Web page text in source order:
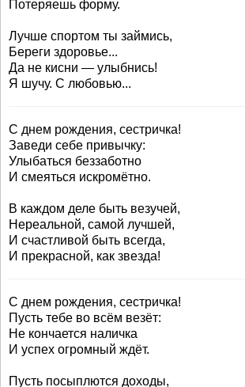
Потеряешь форму.
Лучше спортом ты займись,
Береги здоровье...
Да не кисни — улыбнись!
Я шучу. С любовью...
С днем рождения, сестричка!
Заведи себе привычку:
Улыбаться беззаботно
И смеяться искромётно.
В каждом деле быть везучей,
Нереальной, самой лучшей,
И счастливой быть всегда,
И прекрасной, как звезда!
С днем рождения, сестричка!
Пусть тебе во всём везёт:
Не кончается наличка
И успех огромный ждёт.
Пусть посыплются доходы,